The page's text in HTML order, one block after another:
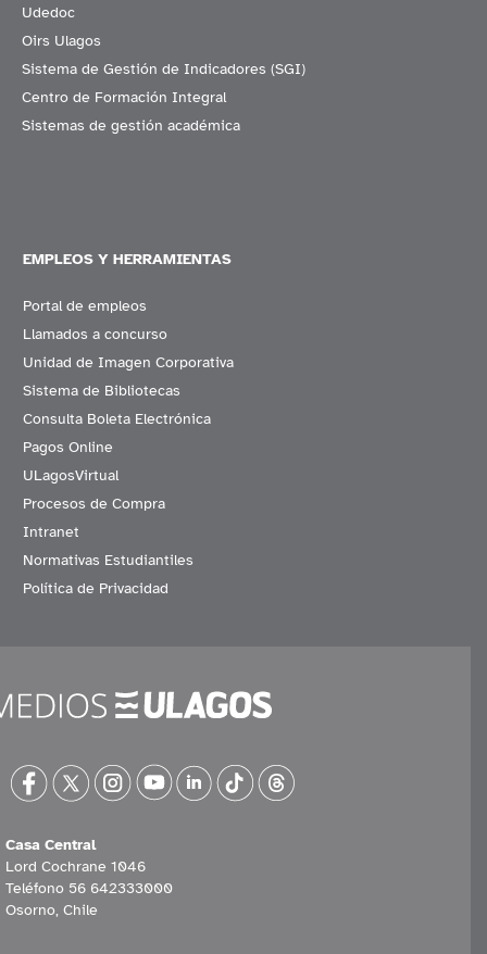
Udedoc
Oirs Ulagos
Sistema de Gestión de Indicadores (SGI)
Centro de Formación Integral
Sistemas de gestión académica
EMPLEOS Y HERRAMIENTAS
Portal de empleos
Llamados a concurso
Unidad de Imagen Corporativa
Sistema de Bibliotecas
Consulta Boleta Electrónica
Pagos Online
ULagosVirtual
Procesos de Compra
Intranet
Normativas Estudiantiles
Política de Privacidad
Casa Central
Lord Cochrane 1046
Teléfono 56 642333000
Osorno, Chile